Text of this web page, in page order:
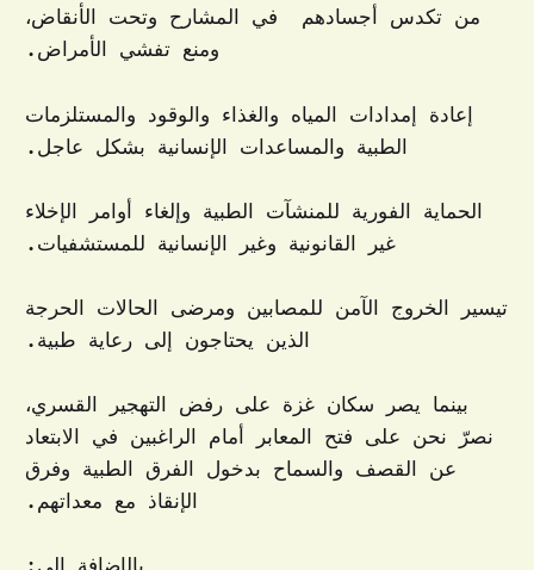
من تكدس أجسادهم في المشارح وتحت الأنقاض،
ومنع تفشي الأمراض.
إعادة إمدادات المياه والغذاء والوقود والمستلزمات
الطبية والمساعدات الإنسانية بشكل عاجل.
الحماية الفورية للمنشآت الطبية وإلغاء أوامر الإخلاء
غير القانونية وغير الإنسانية للمستشفيات.
تيسير الخروج الآمن للمصابين ومرضى الحالات الحرجة
الذين يحتاجون إلى رعاية طبية.
بينما يصر سكان غزة على رفض التهجير القسري،
نصرّ نحن على فتح المعابر أمام الراغبين في الابتعاد
عن القصف والسماح بدخول الفرق الطبية وفرق
الإنقاذ مع معداتهم.